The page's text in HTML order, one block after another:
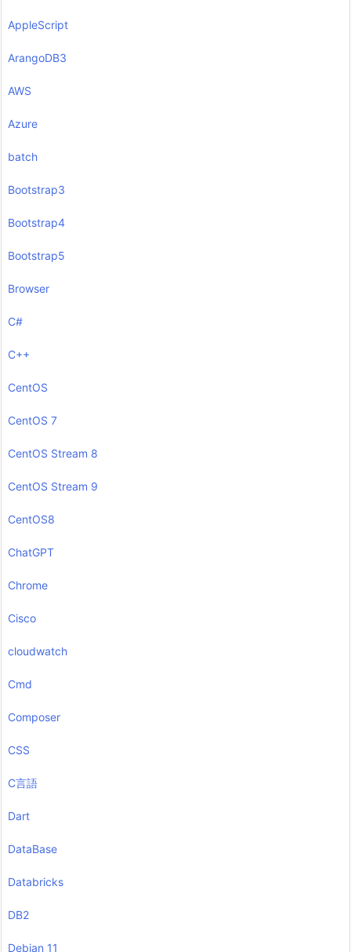
AppleScript
ArangoDB3
AWS
Azure
batch
Bootstrap3
Bootstrap4
Bootstrap5
Browser
C#
C++
CentOS
CentOS 7
CentOS Stream 8
CentOS Stream 9
CentOS8
ChatGPT
Chrome
Cisco
cloudwatch
Cmd
Composer
CSS
C言語
Dart
DataBase
Databricks
DB2
Debian 11